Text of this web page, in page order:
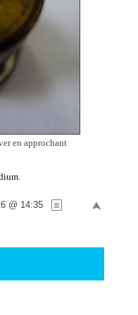
en approchant
@ 14:35